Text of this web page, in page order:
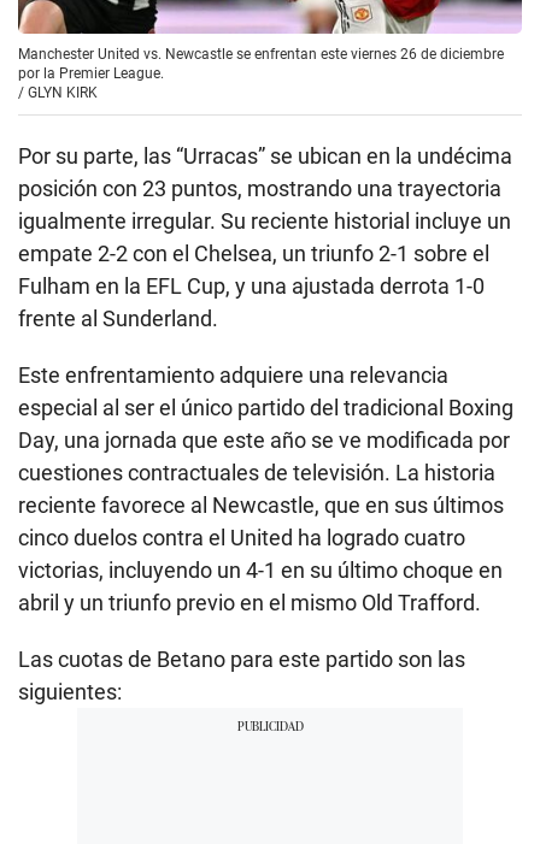
Manchester United vs. Newcastle se enfrentan este viernes 26 de diciembre
por la Premier League.
/ GLYN KIRK
Por su parte, las “Urracas” se ubican en la undécima
posición con 23 puntos, mostrando una trayectoria
igualmente irregular. Su reciente historial incluye un
empate 2-2 con el Chelsea, un triunfo 2-1 sobre el
Fulham en la EFL Cup, y una ajustada derrota 1-0
frente al Sunderland.
Este enfrentamiento adquiere una relevancia
especial al ser el único partido del tradicional Boxing
Day, una jornada que este año se ve modificada por
cuestiones contractuales de televisión. La historia
reciente favorece al Newcastle, que en sus últimos
cinco duelos contra el United ha logrado cuatro
victorias, incluyendo un 4-1 en su último choque en
abril y un triunfo previo en el mismo Old Trafford.
Las cuotas de Betano para este partido son las
siguientes: